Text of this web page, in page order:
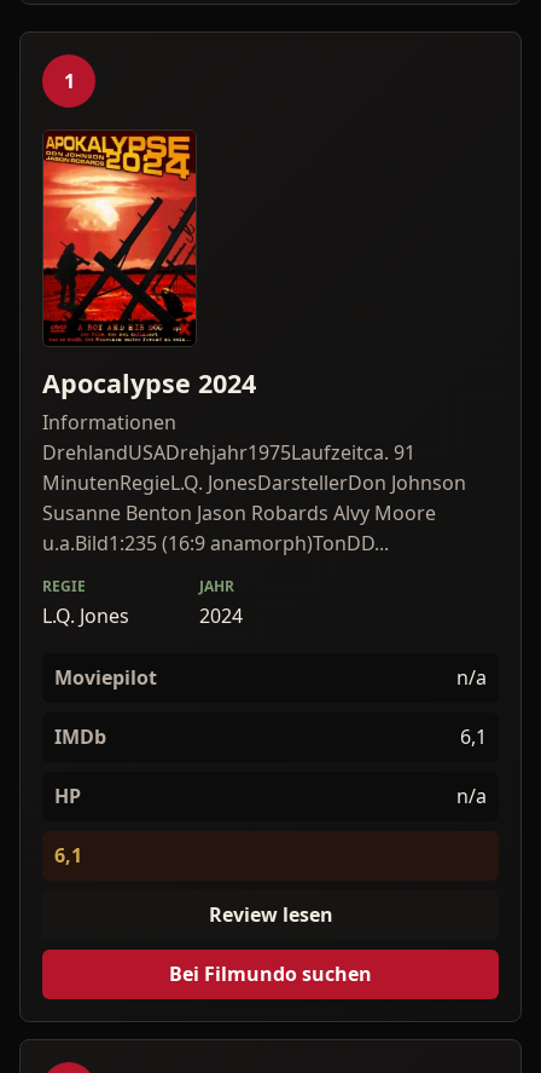
1
Apocalypse 2024
Informationen
DrehlandUSADrehjahr1975Laufzeitca. 91
MinutenRegieL.Q. JonesDarstellerDon Johnson
Susanne Benton Jason Robards Alvy Moore
u.a.Bild1:235 (16:9 anamorph)TonDD...
REGIE
L.Q. Jones
JAHR
2024
Moviepilot n/a
IMDb 6,1
HP n/a
6,1
Review lesen
Bei Filmundo suchen